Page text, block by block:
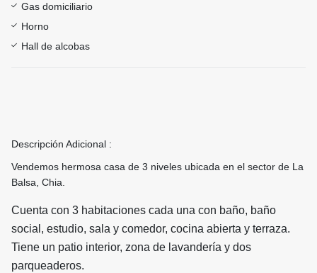
Gas domiciliario
Horno
Hall de alcobas
Descripción Adicional :
Vendemos hermosa casa de 3 niveles ubicada en el sector de La
Balsa, Chia.
Cuenta con 3 habitaciones cada una con baño, baño
social, estudio, sala y comedor, cocina abierta y terraza.
Tiene un patio interior, zona de lavandería y dos
parqueaderos.